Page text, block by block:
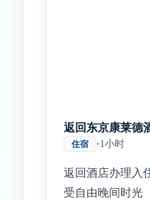
返回东京康莱德
住宿 •1小时
返回酒店办理入
受自由晚间时光